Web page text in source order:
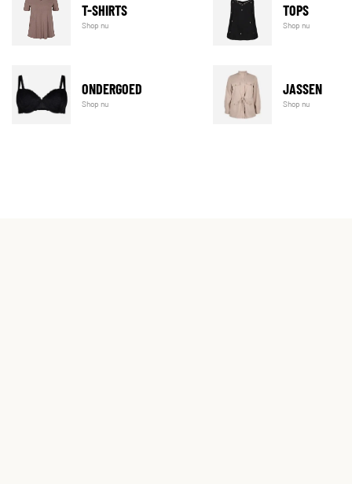
T-SHIRTS
Shop nu
TOPS
Shop nu
ONDERGOED
Shop nu
JASSEN
Shop nu